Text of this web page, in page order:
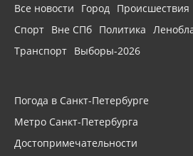
Все новости Город Происшествия
Спорт Вне СПб Политика
Транспорт Выборы-2026
Погода в Санкт-Петербурге
Метро Санкт-Петербурга
Достопримечательности